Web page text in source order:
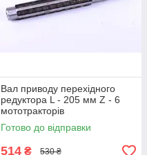
Вал приводу перехідного
редуктора L - 205 мм Z - 6
мототракторів
Готово до відправки
514 ₴ 530 ₴